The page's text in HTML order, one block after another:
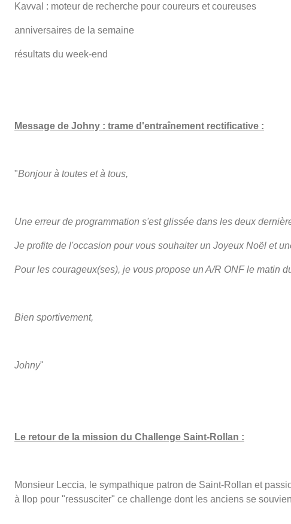
Kavval : moteur de recherche pour coureurs et coureuses
anniversaires de la semaine
résultats du week-end
Message de Johny : trame d'entraînement rectificative :
"Bonjour à toutes et à tous,
Une erreur de programmation s'est glissée dans les deux
Je profite de l'occasion pour vous souhaiter un Joyeux Noël et
Pour les courageux(ses), je vous propose un A/R ONF le matin
Bien sportivement,
Johny"
Le retour de la mission du Challenge Saint-Rollan :
Monsieur Leccia, le sympathique patron de Saint-Rollan et
à Ilop pour "ressusciter" ce challenge dont les anciens se